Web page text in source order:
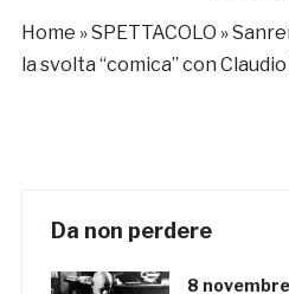
Home »SPETTACOLO »
la svolta “comica” con
Da non perdere
8